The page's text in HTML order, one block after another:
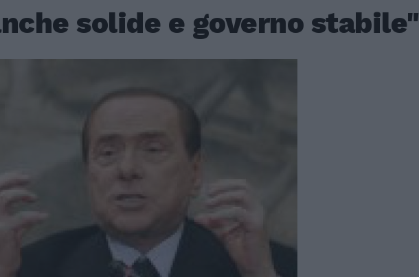
solide e governo stabile"